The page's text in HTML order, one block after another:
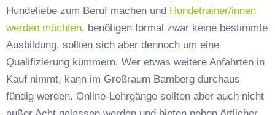
Hundeliebe zum Beruf machen und Hundetrainer/innen
werden möchten, benötigen formal zwar keine bestimmte
Ausbildung, sollten sich aber dennoch um eine
Qualifizierung kümmern. Wer etwas weitere Anfahrten in
Kauf nimmt, kann im Großraum Bamberg durchaus
fündig werden. Online-Lehrgänge sollten aber auch nicht